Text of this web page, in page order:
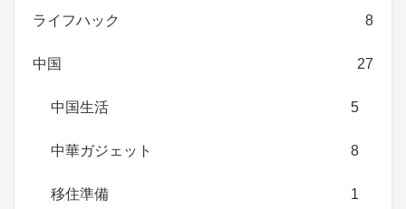
ライフハック 8
中国 27
中国生活 5
中華ガジェット 8
移住準備 1